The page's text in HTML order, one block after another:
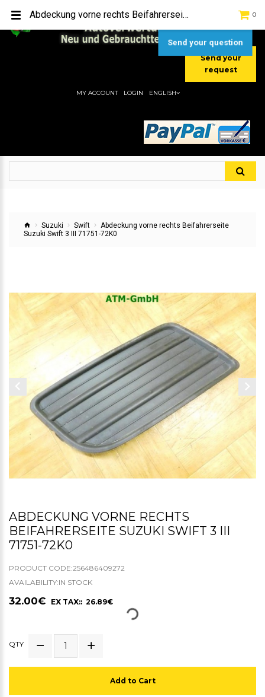
[+49] (0) 2232-5205
[+49] (0) 177 / 4080033
Send your
request
0
MY ACCOUNT LOGIN ENGLISH
Suzuki Swift
Abdeckung vorne rechts Beifahrerseite
Suzuki Swift 3 III 71751-72K0
ABDECKUNG VORNE RECHTS
BEIFAHRERSEITE SUZUKI SWIFT 3 III
71751-72K0
PRODUCT CODE:256486409272
AVAILABILITY:IN STOCK
32.00€ EX TAX:: 26.89€
QTY
Add to Cart
Abdeckung vorne rechts Beifahrerseite Suzuki Swift 3 III 71751-72K0
Send your question